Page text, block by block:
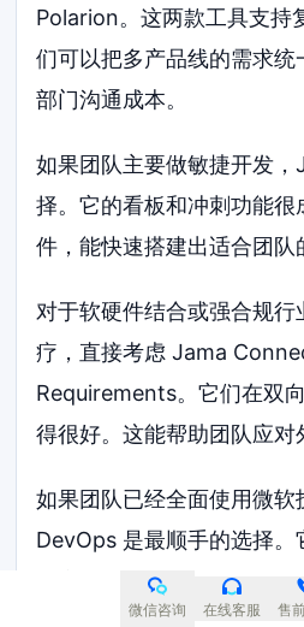
Polarion。这两款工具支持
们可以把多产品线的需求统
部门沟通成本。
如果团队主要做敏捷开发
择。它的看板和冲刺功能
件，能快速搭建出适合团队
对于软硬件结合或强合规行
疗，直接考虑 Jama
Requirements。它们在双
得很好。这能帮助团队应对
如果团队已经全面使用微
DevOps 是最顺手的选择。
仓库、测试计划连在一起。
个系统间切换。
微信咨询 在线客服 售